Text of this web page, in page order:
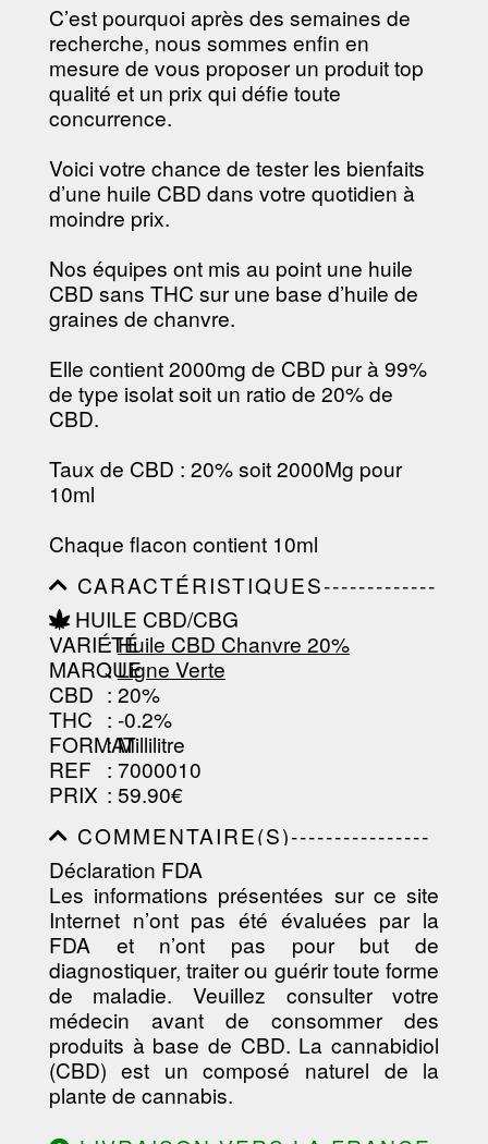
C’est pourquoi après des semaines de
recherche, nous sommes enfin en
mesure de vous proposer un produit top
qualité et un prix qui défie toute
concurrence.
Voici votre chance de tester les bienfaits
d’une huile CBD dans votre quotidien à
moindre prix.
Nos équipes ont mis au point une huile
CBD sans THC sur une base d’huile de
graines de chanvre.
Elle contient 2000mg de CBD pur à 99%
de type isolat soit un ratio de 20% de
CBD.
Taux de CBD : 20% soit 2000Mg pour
10ml
Chaque flacon contient 10ml
CARACTÉRISTIQUES-------------
-----------------------------------------
-----------------------------------------
-----------------------------------------
-----------------------------------------
--------------------------------
HUILE CBD/CBG
VARIÉTÉ
:Huile CBD Chanvre 20%
MARQUE
:Ligne Verte
CBD : 20%
THC : -0.2%
FORMAT: Millilitre
REF : 7000010
PRIX : 59.90€
COMMENTAIRE(S)----------------
-----------------------------------------
-----------------------------------------
-----------------------------------------
-----------------------------------------
-----------------------------
Déclaration FDA
Les informations présentées sur ce site
Internet n’ont pas été évaluées par la
FDA et n’ont pas pour but de
diagnostiquer, traiter ou guérir toute forme
de maladie. Veuillez consulter votre
médecin avant de consommer des
produits à base de CBD. La cannabidiol
(CBD) est un composé naturel de la
plante de cannabis.